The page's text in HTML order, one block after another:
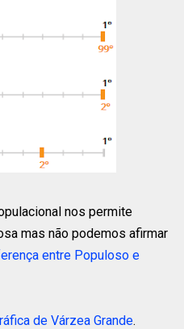
nos permite
mas não podemos afirmar
entre Populoso e
de Várzea Grande.